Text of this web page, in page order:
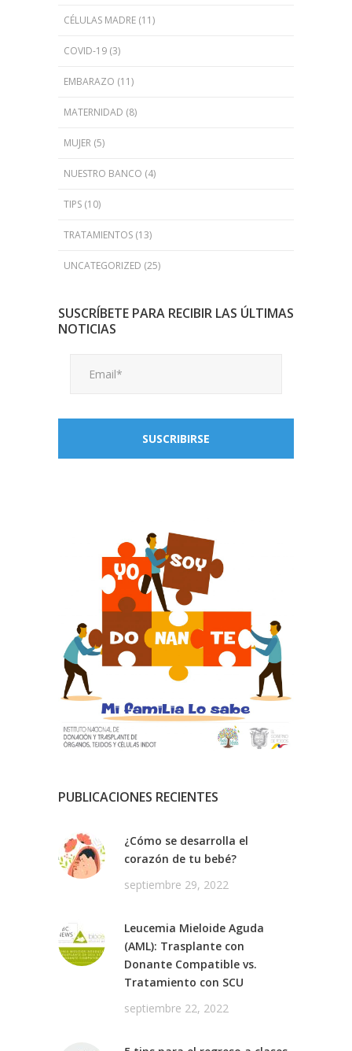
CÉLULAS MADRE (11)
COVID-19 (3)
EMBARAZO (11)
MATERNIDAD (8)
MUJER (5)
NUESTRO BANCO (4)
TIPS (10)
TRATAMIENTOS (13)
UNCATEGORIZED (25)
SUSCRÍBETE PARA RECIBIR LAS ÚLTIMAS
NOTICIAS
PUBLICACIONES RECIENTES
¿Cómo se desarrolla el
corazón de tu bebé?
septiembre 29, 2022
Leucemia Mieloide Aguda
(AML): Trasplante con
Donante Compatible vs.
Tratamiento con SCU
septiembre 22, 2022